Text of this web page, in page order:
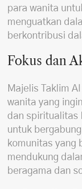
para wanita
menguatkan
berkontribusi
Fokus dan
Majelis Taklim
wanita yang
dan spiritualitas
untuk
komunitas yang
mendukung
beragama dan